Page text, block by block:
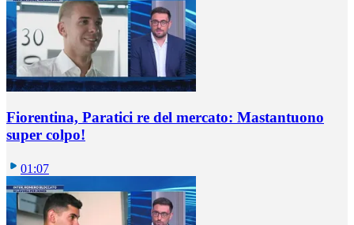
Fiorentina, Paratici re del mercato: Mastantuono
super colpo!
01:07